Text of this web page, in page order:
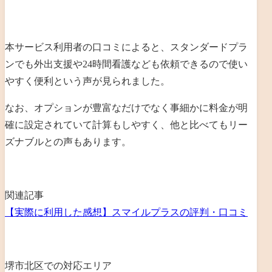
本サービス利用者の口コミによると、 スタンダードプラ
ンでも外出支援や24時間看護なども依頼できるので使い
やすく便利という声が見られました。
なお、 オプションが豊富なだけでなく事細かに料金が明
確に設定されていて計算もしやすく、他と比べてもリー
ズナブルとの声もあります。
関連記事
【実際に利用した感想】スマイルプラスの評判・口コミ
堺市北区での対応エリア